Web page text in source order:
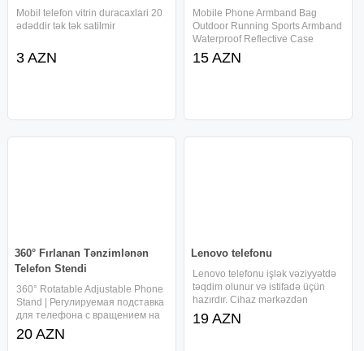
Mobil telefon vitrin duracaxlari 20
ədəddir tək tək satilmir
3 AZN
Mobile Phone Armband Bag
Outdoor Running Sports Armband
Waterproof Reflective Case
Holder | Сумка-нарукавник для
мобильного телефона, сумка-
15 AZN
360° Fırlanan Tənzimlənən
Telefon Stendi
360° Rotatable Adjustable Phone
Stand | Регулируемая подставка
для телефона с вращением на
360° | 360° Fırlanan Tənzimlənən
Telefon Stendi - 20 yanvara 2
20 AZN
Lenovo telefonu
Lenovo telefonu işlək vəziyyətdə
təqdim olunur və istifadə üçün
hazırdır. Cihaz mərkəzdən
götürülməlidir və satış şərtləri
əvvəlcədən müəyyən edilib.
19 AZN